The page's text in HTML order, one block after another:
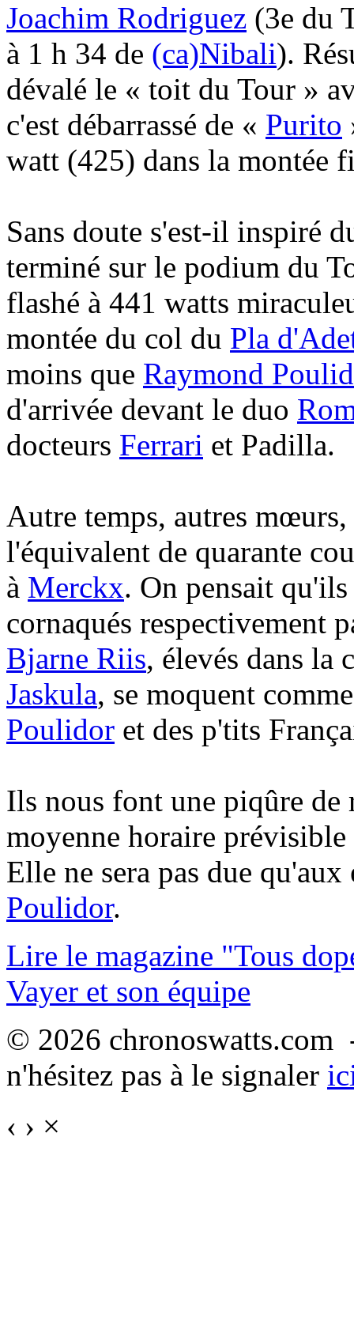
Joachim Rodriguez (3e du
à 1 h 34 de (ca)Nibali).
dévalé le « toit du Tour »
c'est débarrassé de « Purito
watt (425) dans la montée
Sans doute s'est-il inspiré
terminé sur le podium du
flashé à 441 watts
montée du col du Pla
moins que Raymond
d'arrivée devant le duo
docteurs Ferrari et Padilla.
Autre temps, autres
l'équivalent de quarante
à Merckx. On pensait
cornaqués respectivement
Bjarne Riis, élevés dans la
Jaskula, se moquent
Poulidor et des p'tits
Ils nous font une piqûre de
moyenne horaire
Elle ne sera pas due
Poulidor.
Lire le magazine "Tous
Vayer et son équipe
© 2026
n'hésitez pas à le signaler
‹ › ×